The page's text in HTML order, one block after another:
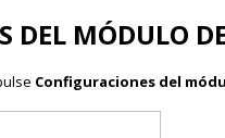
DEL MÓDULO
Configuraciones del